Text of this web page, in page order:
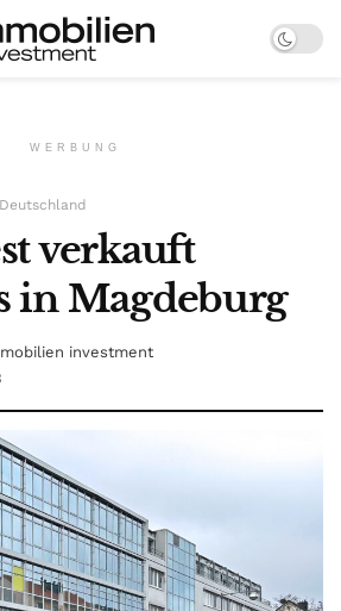
WERBUNG
Deutschland
verkauft
in Magdeburg
investment